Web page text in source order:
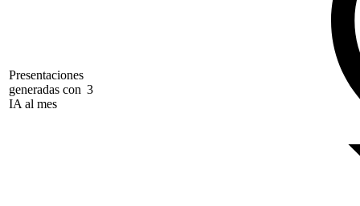
Presentaciones
generadas con
IA al mes
3